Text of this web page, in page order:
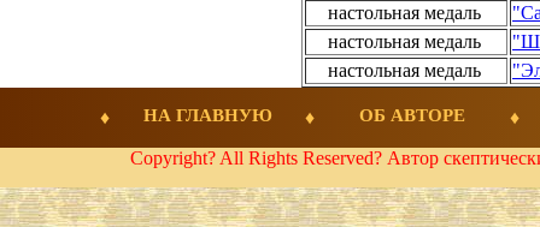
настольная медаль
настольная медаль
настольная медаль
НА ГЛАВНУЮ ОБ АВТОРЕ
Copyright? All Rights Reserved? Автор